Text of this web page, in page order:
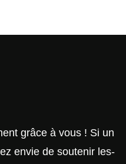
grâce à vous ! Si un
envie de soutenir les-